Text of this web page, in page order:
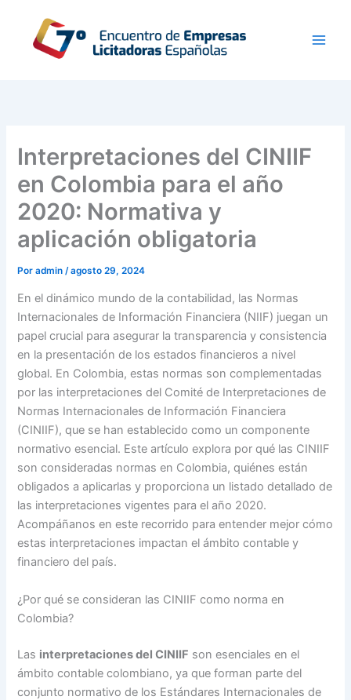
contenido
Interpretaciones del CINIIF
en Colombia para el año
2020: Normativa y
aplicación obligatoria
Poradmin /agosto 29, 2024
En el dinámico mundo de la contabilidad, las Normas
Internacionales de Información Financiera (NIIF) juegan un
papel crucial para asegurar la transparencia y consistencia
en la presentación de los estados financieros a nivel
global. En Colombia, estas normas son complementadas
por las interpretaciones del Comité de Interpretaciones de
Normas Internacionales de Información Financiera
(CINIIF), que se han establecido como un componente
normativo esencial. Este artículo explora por qué las CINIIF
son consideradas normas en Colombia, quiénes están
obligados a aplicarlas y proporciona un listado detallado de
las interpretaciones vigentes para el año 2020.
Acompáñanos en este recorrido para entender mejor cómo
estas interpretaciones impactan el ámbito contable y
financiero del país.
¿Por qué se consideran las CINIIF como norma en
Colombia?
Las interpretaciones del CINIIF son esenciales en el
ámbito contable colombiano, ya que forman parte del
conjunto normativo de los Estándares Internacionales de